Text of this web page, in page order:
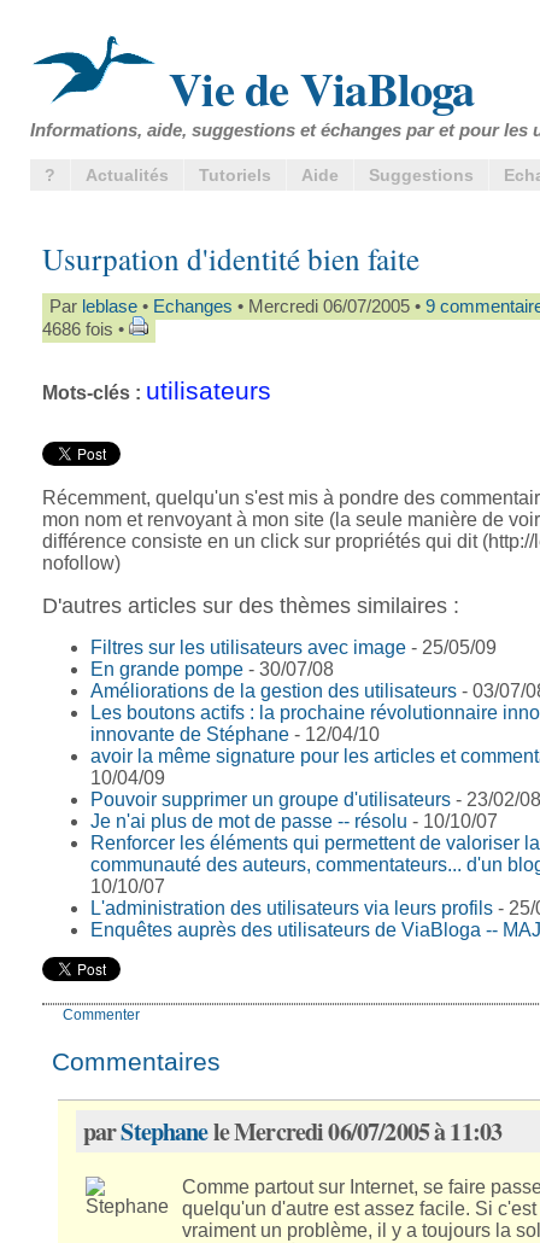
Vie de ViaBloga
Informations, aide, suggestions et échanges par et pour les
? Actualités Tutoriels Aide Suggestions
Usurpation d'identité bien faite
Par leblase • Echanges • Mercredi 06/07/2005 • 9
4686 fois •
Mots-clés : utilisateurs
Récemment, quelqu'un s'est mis à pondre des
mon nom et renvoyant à mon site (la seule manière de
différence consiste en un click sur propriétés qui dit
nofollow)
D'autres articles sur des thèmes similaires :
Filtres sur les utilisateurs avec image - 25/05/09
En grande pompe - 30/07/08
Améliorations de la gestion des utilisateurs - 03/07/
Les boutons actifs : la prochaine révolutionnaire
innovante de Stéphane - 12/04/10
avoir la même signature pour les articles et
10/04/09
Pouvoir supprimer un groupe d'utilisateurs - 23/02/08
Je n'ai plus de mot de passe -- résolu - 10/10/07
Renforcer les éléments qui permettent de valoriser la
communauté des auteurs, commentateurs... d'un
10/10/07
L'administration des utilisateurs via leurs profils - 25/
Enquêtes auprès des utilisateurs de ViaBloga -- MAJ
Commenter
Commentaires
parStephanele Mercredi 06/07/2005 à 11:03
Comme partout sur Internet, se faire
quelqu'un d'autre est assez facile. Si c'est
vraiment un problème, il y a toujours la